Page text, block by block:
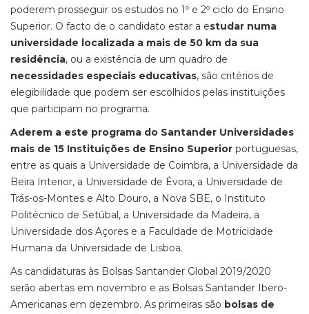
poderem prosseguir os estudos no 1º e 2º ciclo do Ensino
Superior. O facto de o candidato estar a estudar numa
universidade localizada a mais de 50 km da sua
residência, ou a existência de um quadro de
necessidades especiais educativas, são critérios de
elegibilidade que podem ser escolhidos pelas instituições
que participam no programa.
Aderem a este programa do Santander Universidades
mais de 15 Instituições de Ensino Superior portuguesas,
entre as quais a Universidade de Coimbra, a Universidade da
Beira Interior, a Universidade de Évora, a Universidade de
Trás-os-Montes e Alto Douro, a Nova SBE, o Instituto
Politécnico de Setúbal, a Universidade da Madeira, a
Universidade dos Açores e a Faculdade de Motricidade
Humana da Universidade de Lisboa.
As candidaturas às Bolsas Santander Global 2019/2020
serão abertas em novembro e as Bolsas Santander Ibero-
Americanas em dezembro. As primeiras são bolsas de